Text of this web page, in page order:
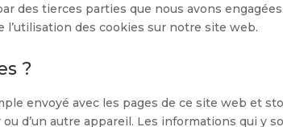
des tierces parties que nous avons
l’utilisation des cookies sur notre site web.
?
envoyé avec les pages de ce site web et
d’un autre appareil. Les informations qui y